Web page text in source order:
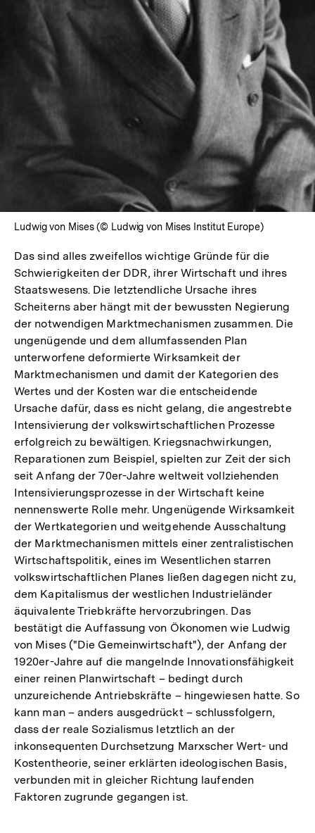
Lightbox
öffnen
Ludwig von Mises (© Ludwig von Mises Institut Europe)
Das sind alles zweifellos wichtige Gründe für die
Schwierigkeiten der DDR, ihrer Wirtschaft und ihres
Staatswesens. Die letztendliche Ursache ihres
Scheiterns aber hängt mit der bewussten Negierung
der notwendigen Marktmechanismen zusammen. Die
ungenügende und dem allumfassenden Plan
unterworfene deformierte Wirksamkeit der
Marktmechanismen und damit der Kategorien des
Wertes und der Kosten war die entscheidende
Ursache dafür, dass es nicht gelang, die angestrebte
Intensivierung der volkswirtschaftlichen Prozesse
erfolgreich zu bewältigen. Kriegsnachwirkungen,
Reparationen zum Beispiel, spielten zur Zeit der sich
seit Anfang der 70er-Jahre weltweit vollziehenden
Intensivierungsprozesse in der Wirtschaft keine
nennenswerte Rolle mehr. Ungenügende Wirksamkeit
der Wertkategorien und weitgehende Ausschaltung
der Marktmechanismen mittels einer zentralistischen
Wirtschaftspolitik, eines im Wesentlichen starren
volkswirtschaftlichen Planes ließen dagegen nicht zu,
dem Kapitalismus der westlichen Industrieländer
äquivalente Triebkräfte hervorzubringen. Das
bestätigt die Auffassung von Ökonomen wie Ludwig
von Mises ("Die Gemeinwirtschaft"), der Anfang der
1920er-Jahre auf die mangelnde Innovationsfähigkeit
einer reinen Planwirtschaft – bedingt durch
unzureichende Antriebskräfte – hingewiesen hatte. So
kann man – anders ausgedrückt – schlussfolgern,
dass der reale Sozialismus letztlich an der
inkonsequenten Durchsetzung Marxscher Wert- und
Kostentheorie, seiner erklärten ideologischen Basis,
verbunden mit in gleicher Richtung laufenden
Faktoren zugrunde gegangen ist.